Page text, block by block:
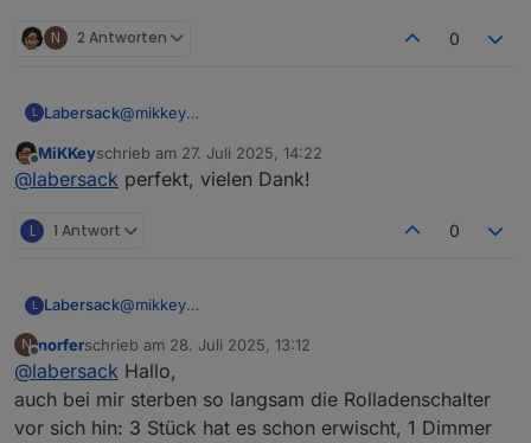
N 2 Antworten 0
L Labersack@mikkey
per PN.
Offline
MiKKeyschrieb am 27. Juli 2025, 14:22
zuletzt editiert von
@labersack perfekt, vielen Dank!
L 1 Antwort 0
L Labersack@mikkey
per PN.
N
Offline
norferschrieb am 28. Juli 2025, 13:12
zuletzt editiert von
@labersack Hallo,
auch bei mir sterben so langsam die Rolladenschalter
vor sich hin: 3 Stück hat es schon erwischt, 1 Dimmer